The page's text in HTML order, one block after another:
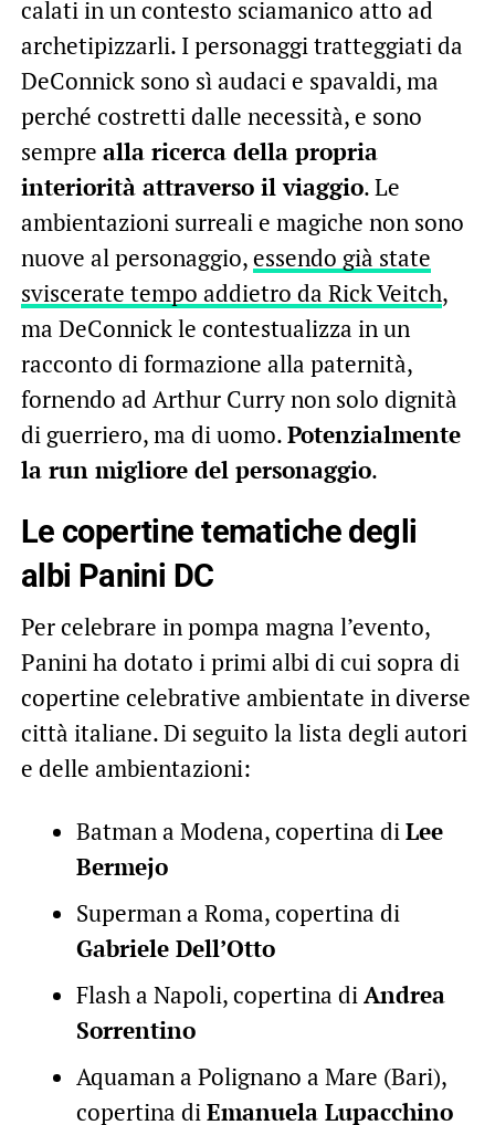
calati in un contesto sciamanico atto ad
archetipizzarli. I personaggi tratteggiati da
DeConnick sono sì audaci e spavaldi, ma
perché costretti dalle necessità, e sono
sempre alla ricerca della propria
interiorità attraverso il viaggio. Le
ambientazioni surreali e magiche non sono
nuove al personaggio,essendo già state
sviscerate tempo addietro da Rick Veitch,
ma DeConnick le contestualizza in un
racconto di formazione alla paternità,
fornendo ad Arthur Curry non solo dignità
di guerriero, ma di uomo.Potenzialmente
la run migliore del personaggio.
Le copertine tematiche degli
albi Panini DC
Per celebrare in pompa magna l’evento,
Panini ha dotato i primi albi di cui sopra di
copertine celebrative ambientate in diverse
città italiane. Di seguito la lista degli autori
e delle ambientazioni:
Batman a Modena, copertina diLee
Bermejo
Superman a Roma, copertina di
Gabriele Dell’Otto
Flash a Napoli, copertina diAndrea
Sorrentino
Aquaman a Polignano a Mare (Bari),
copertina diEmanuela Lupacchino